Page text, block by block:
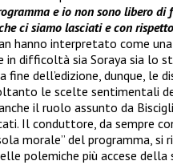
e io non sono libero di
ci siamo lasciati e con
hanno interpretato come
in difficoltà sia Soraya sia lo
fine dell’edizione, dunque, le
le scelte sentimentali
il ruolo assunto da
Il conduttore, da sempre
morale” del programma, si
polemiche più accese della